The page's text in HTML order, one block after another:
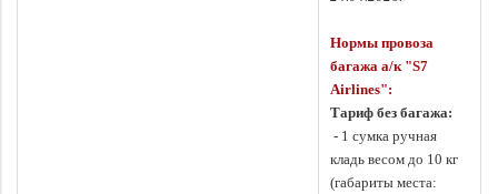
Нормы провоза
багажа а/к "S7
Airlines":
Тариф без багажа:
- 1 сумка ручная
кладь весом до 10 кг
(габариты места: